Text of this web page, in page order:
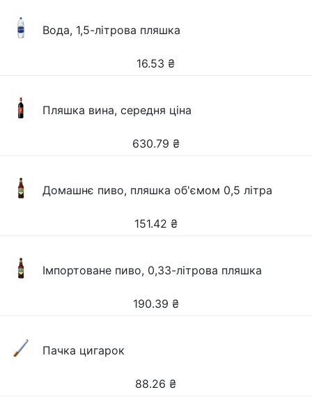
Вода, 1,5-літрова пляшка
16.53 ₴
Пляшка вина, середня ціна
630.79 ₴
Домашнє пиво, пляшка об'ємом 0,5 літра
151.42 ₴
Імпортоване пиво, 0,33-літрова пляшка
190.39 ₴
Пачка цигарок
88.26 ₴